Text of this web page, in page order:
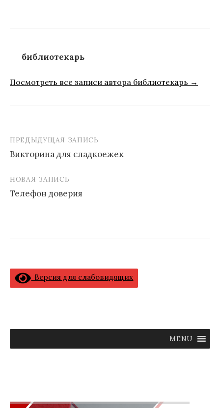
библиотекарь
Посмотреть все записи автора библиотекарь →
Навигация
записям
ПРЕДЫДУЩАЯ ЗАПИСЬ
Викторина для сладкоежек
НОВАЯ ЗАПИСЬ
Телефон доверия
Версия для слабовидящих
MENU